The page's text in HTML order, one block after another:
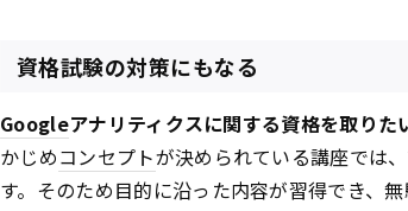
資格試験の対策にもなる
Googleアナリティクスに関する資格を取りた
かじめコンセプトが決められている講座では
す。そのため目的に沿った内容が習得でき、